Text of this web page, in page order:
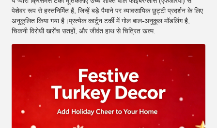
पेशेवर रूप से हस्तनिर्मित हैं, जिन्हें बड़े पैमाने पर व्यावसायिक छुट्टी प्रदर्शन के लिए
अनुकूलित किया गया है।प्रत्येक कार्टून टर्की में गोल बाल-अनुकूल मॉडलिंग है,
चिकनी विरोधी खरोंच सतहों, और जीवंत हाथ से चित्रित खत्म.